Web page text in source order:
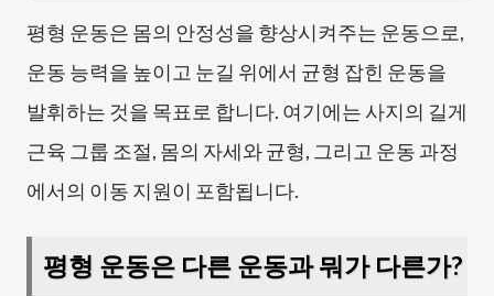
평형 운동은 몸의 안정성을 향상시켜주는 운동으로,
운동 능력을 높이고 눈길 위에서 균형 잡힌 운동을
발휘하는 것을 목표로 합니다. 여기에는 사지의 길게
근육 그룹 조절, 몸의 자세와 균형, 그리고 운동 과정
에서의 이동 지원이 포함됩니다.
평형 운동은 다른 운동과 뭐가 다른가?